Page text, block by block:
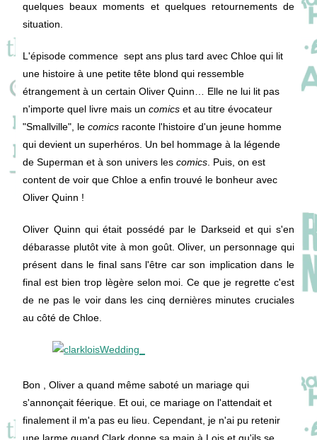
quelques beaux moments et quelques retournements de
situation.
L'épisode commence sept ans plus tard avec Chloe qui lit
une histoire à une petite tête blond qui ressemble
étrangement à un certain Oliver Quinn… Elle ne lui lit pas
n'importe quel livre mais uncomics et au titre évocateur
"Smallville", lecomics raconte l'histoire d'un jeune homme
qui devient un superhéros. Un bel hommage à la légende
de Superman et à son univers lescomics . Puis, on est
content de voir que Chloe a enfin trouvé le bonheur avec
Oliver Quinn !
Oliver Quinn qui était possédé par le Darkseid et qui s'en
débarasse plutôt vite à mon goût. Oliver, un personnage qui
présent dans le final sans l'être car son implication dans le
final est bien trop lègère selon moi. Ce que je regrette c'est
de ne pas le voir dans les cinq dernières minutes cruciales
au côté de Chloe.
Bon , Oliver a quand même saboté un mariage qui
s'annonçait féerique. Et oui, ce mariage on l'attendait et
finalement il m'a pas eu lieu. Cependant, je n'ai pu retenir